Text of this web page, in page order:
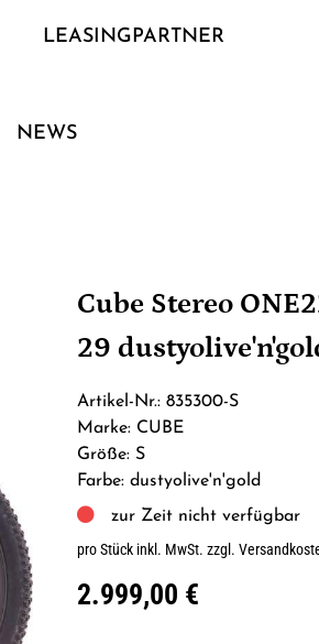
LEASINGPARTNER
NEWS
Cube Stereo
29
Artikel-Nr.: 835300-S
Marke: CUBE
Größe: S
Farbe: dustyolive'n'gold
zur Zeit nicht verfügbar
pro Stück inkl. MwSt.zzgl.
2.999,00 €